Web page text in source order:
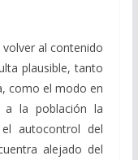
al contenido
plausible, tanto
como el modo en
a la población la
autocontrol del
alejado del